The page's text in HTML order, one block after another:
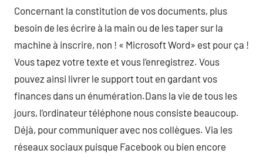
Concernant la constitution de vos documents, plus
besoin de les écrire à la main ou de les taper sur la
machine à inscrire, non ! « Microsoft Word» est pour ça !
Vous tapez votre texte et vous l’enregistrez. Vous
pouvez ainsi livrer le support tout en gardant vos
finances dans un énumération.Dans la vie de tous les
jours, l’ordinateur téléphone nous consiste beaucoup.
Déjà, pour communiquer avec nos collègues. Via les
réseaux sociaux puisque Facebook ou bien encore